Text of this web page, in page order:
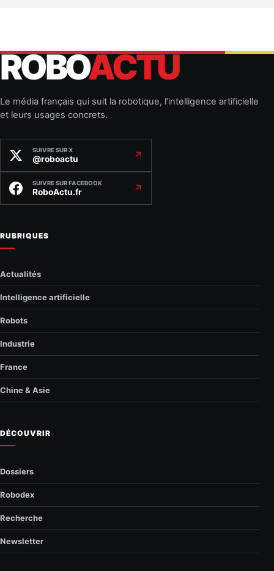
ROBOACTU
Le média français qui suit la robotique, l’intelligence artificielle
et leurs usages concrets.
SUIVRE SUR X
@roboactu ↗
SUIVRE SUR FACEBOOK
RoboActu.fr ↗
RUBRIQUES
Actualités
Intelligence artificielle
Robots
Industrie
France
Chine & Asie
DÉCOUVRIR
Dossiers
Robodex
Recherche
Newsletter